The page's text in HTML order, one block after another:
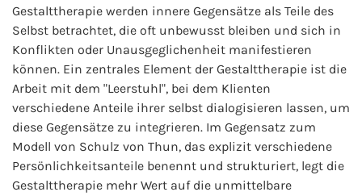
Gestalttherapie werden innere Gegensätze als Teile des
Selbst betrachtet, die oft unbewusst bleiben und sich in
Konflikten oder Unausgeglichenheit manifestieren
können. Ein zentrales Element der Gestalttherapie ist die
Arbeit mit dem "Leerstuhl", bei dem Klienten
verschiedene Anteile ihrer selbst dialogisieren lassen, um
diese Gegensätze zu integrieren. Im Gegensatz zum
Modell von Schulz von Thun, das explizit verschiedene
Persönlichkeitsanteile benennt und strukturiert, legt die
Gestalttherapie mehr Wert auf die unmittelbare